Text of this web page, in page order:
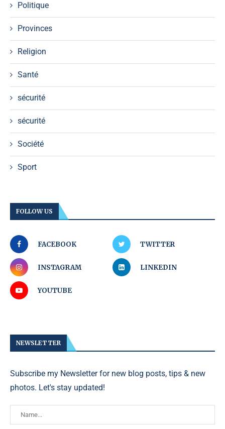
Politique
Provinces
Religion
Santé
sécurité
sécurité
Société
Sport
FOLLOW US
FACEBOOK TWITTER
INSTAGRAM LINKEDIN
YOUTUBE
NEWSLETTER
Subscribe my Newsletter for new blog posts, tips & new
photos. Let's stay updated!